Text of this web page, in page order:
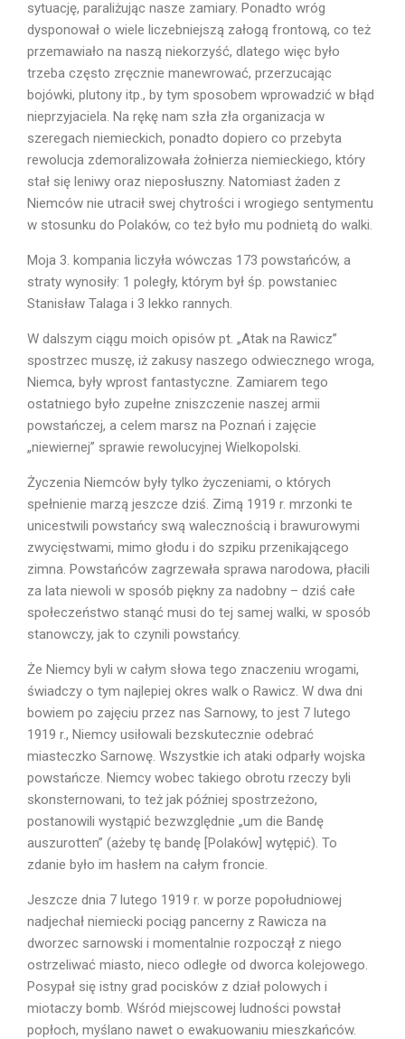
sytuację, paraliżując nasze zamiary. Ponadto wróg
dysponował o wiele liczebniejszą załogą frontową, co też
przemawiało na naszą niekorzyść, dlatego więc było
trzeba często zręcznie manewrować, przerzucając
bojówki, plutony itp., by tym sposobem wprowadzić w błąd
nieprzyjaciela. Na rękę nam szła zła organizacja w
szeregach niemieckich, ponadto dopiero co przebyta
rewolucja zdemoralizowała żołnierza niemieckiego, który
stał się leniwy oraz nieposłuszny. Natomiast żaden z
Niemców nie utracił swej chytrości i wrogiego sentymentu
w stosunku do Polaków, co też było mu podnietą do walki.
Moja 3. kompania liczyła wówczas 173 powstańców, a
straty wynosiły: 1 po­legły, którym był śp. powstaniec
Stanisław Talaga i 3 lekko rannych.
W dalszym ciągu moich opisów pt. „Atak na Rawicz”
spostrzec muszę, iż zakusy naszego odwiecznego wroga,
Niemca, były wprost fantastyczne. Zamiarem tego
ostatniego było zupełne zniszczenie naszej armii
powstańczej, a celem marsz na Poznań i zajęcie
„niewiernej” sprawie rewolucyjnej Wielkopolski.
Życzenia Niemców były tylko życzeniami, o których
spełnienie marzą jeszcze dziś. Zimą 1919 r. mrzonki te
unicestwili powstańcy swą walecznością i brawuro­wymi
zwycięstwami, mimo głodu i do szpiku przenikającego
zimna. Powstańców zagrzewała sprawa narodowa, płacili
za lata niewoli w sposób piękny za nadobny – dziś całe
społeczeństwo stanąć musi do tej samej walki, w sposób
stanowczy, jak to czynili powstańcy.
Że Niemcy byli w całym słowa tego znaczeniu wrogami,
świadczy o tym najlepiej okres walk o Rawicz. W dwa dni
bowiem po zajęciu przez nas Sarnowy, to jest 7 lutego
1919 r., Niemcy usiłowali bezskutecznie odebrać
miasteczko Sarnowę. Wszystkie ich ataki odparły wojska
powstańcze. Niemcy wobec takiego obrotu rzeczy byli
skonsternowani, to też jak później spostrzeżono,
postanowili wystąpić bezwzględnie „um die Bandę
auszurotten” (ażeby tę bandę [Polaków] wytępić). To
zdanie było im hasłem na całym froncie.
Jeszcze dnia 7 lutego 1919 r. w porze popołudniowej
nadjechał niemiecki pociąg pancerny z Rawicza na
dworzec sarnowski i momentalnie rozpoczął z niego
ostrzeliwać miasto, nieco odległe od dworca kolejowego.
Posypał się istny grad pocisków z dział polowych i
miotaczy bomb. Wśród miejscowej ludności powstał
popłoch, myślano nawet o ewakuowaniu mieszkańców.